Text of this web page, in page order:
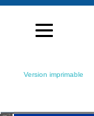
Version imprimable